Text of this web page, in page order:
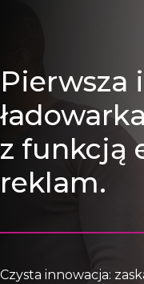
Pierwsza
z funkcją
reklam.
Czysta innowacja: